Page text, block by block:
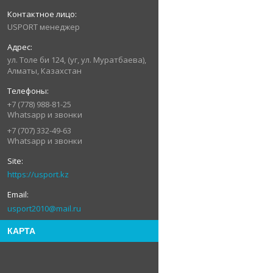
USPORT менеджер
ул. Толе би 124, (уг, ул. Муратбаева),
Алматы, Казахстан
+7 (778) 988-81-25
Whatsapp и звонки
+7 (707) 332-49-63
Whatsapp и звонки
https://usport.kz
usport2010@mail.ru
КАРТА